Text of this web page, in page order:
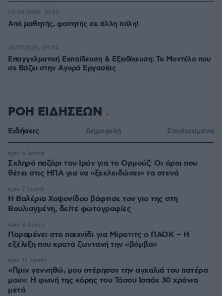
Από μαθητής, φοιτητής σε άλλη πόλη!
06.08.2026, 10:52
Επαγγελματική Εκπαίδευση & Εξειδίκευση: Το Mοντέλο που
σε Bάζει στην Aγορά Eργασίας
26.07.2026, 09:54
ΡΟΗ ΕΙΔΗΣΕΩΝ
Ειδήσεις Δημοφιλή Σχολιασμένα
Σκληρό παζάρι του Ιράν για το Ορμούζ: Οι όροι που
θέτει στις ΗΠΑ για να «ξεκλειδώσει» τα στενά
πριν 6 λεπτά
Η Βαλέρια Χοψονίδου βάφτισε τον γιο της στη
Βουλιαγμένη, δείτε φωτογραφίες
πριν 7 λεπτά
Παραμένει στο παιχνίδι για Μίροτιτς ο ΠΑΟΚ – Η
εξέλιξη που κρατά ζωντανή την «βόμβα»
πριν 8 λεπτά
«Πριν γεννηθώ, μου στέρησαν την αγκαλιά του πατέρα
μου»: Η φωνή της κόρης του Τάσου Ισαάκ 30 χρόνια
μετά
πριν 12 λεπτά